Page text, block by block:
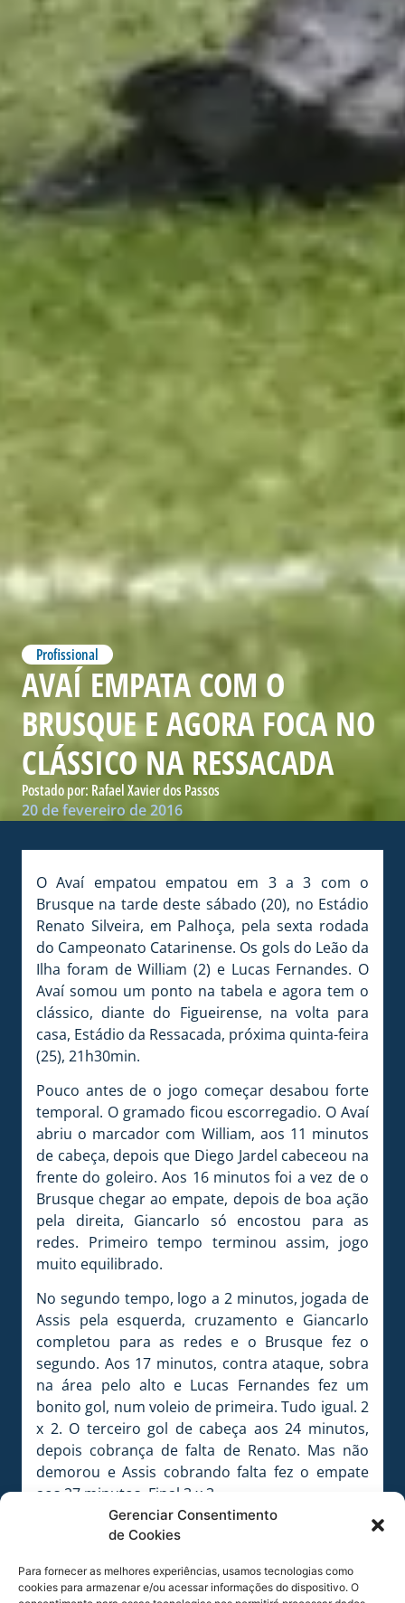
Gerenciar Consentimento
de Cookies
Para fornecer as melhores experiências, usamos tecnologias como
cookies para armazenar e/ou acessar informações do dispositivo. O
Profissional
AVAÍ EMPATA COM O
BRUSQUE E AGORA FOCA NO
CLÁSSICO NA RESSACADA
Postado por: Rafael Xavier dos Passos
20 de fevereiro de 2016
O Avaí empatou empatou em 3 a 3 com o
Brusque na tarde deste sábado (20), no Estádio
Renato Silveira, em Palhoça, pela sexta rodada
do Campeonato Catarinense. Os gols do Leão da
Ilha foram de William (2) e Lucas Fernandes. O
Avaí somou um ponto na tabela e agora tem o
clássico, diante do Figueirense, na volta para
casa, Estádio da Ressacada, próxima quinta-feira
(25), 21h30min.
Pouco antes de o jogo começar desabou forte
temporal. O gramado ficou escorregadio. O Avaí
abriu o marcador com William, aos 11 minutos
de cabeça, depois que Diego Jardel cabeceou na
frente do goleiro. Aos 16 minutos foi a vez de o
Brusque chegar ao empate, depois de boa ação
pela direita, Giancarlo só encostou para as
redes. Primeiro tempo terminou assim, jogo
muito equilibrado.
No segundo tempo, logo a 2 minutos, jogada de
Assis pela esquerda, cruzamento e Giancarlo
completou para as redes e o Brusque fez o
segundo. Aos 17 minutos, contra ataque, sobra
na área pelo alto e Lucas Fernandes fez um
bonito gol, num voleio de primeira. Tudo igual. 2
x 2. O terceiro gol de cabeça aos 24 minutos,
depois cobrança de falta de Renato. Mas não
demorou e Assis cobrando falta fez o empate
aos 27 minutos. Final 3 x 3.
Ficha técnica
Local: Estádio Renato Silveira (Palhoça).
Árbitro: Célio Amorim.